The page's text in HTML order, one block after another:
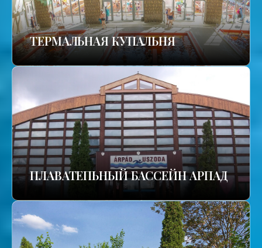
TЕРМАЛЬНАЯ КУПАЛЬНЯ
ПЛАВАТЕПЬНЫЙ БАССЕЙН АРПАД